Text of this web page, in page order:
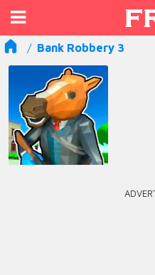
Bank Robbery 3